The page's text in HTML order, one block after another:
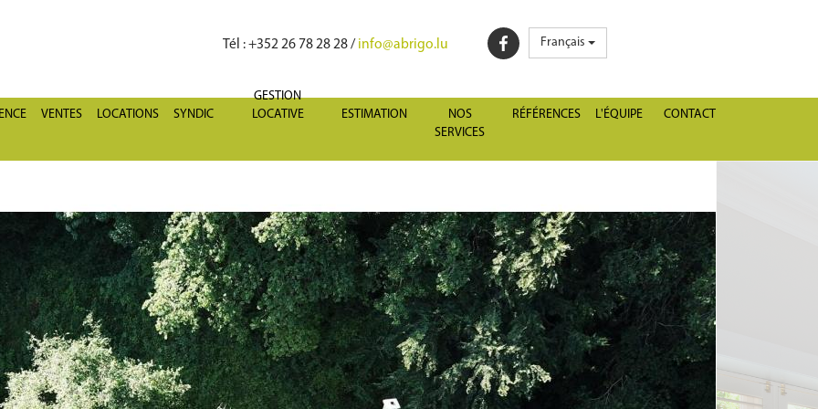
Tél : +352 26 78 28 28 /info@abrigo.lu Français
VENTES LOCATIONS SYNDIC
GESTION
LOCATIVE
ESTIMATION
NOS
SERVICES
RÉFÉRENCES L'ÉQUIPE CONTACT